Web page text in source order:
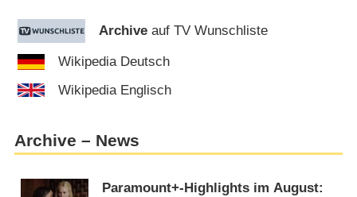
Archive auf TV Wunschliste
Wikipedia Deutsch
Wikipedia Englisch
Archive – News
Paramount+-Highlights im August: